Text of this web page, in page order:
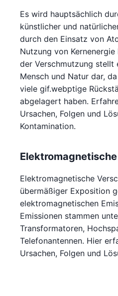
Es wird hauptsächlich
künstlicher und
durch den Einsatz von
Nutzung von
der Verschmutzung stellt
Mensch und Natur dar,
viele gif.webptige
abgelagert haben.
Ursachen, Folgen und
Kontamination.
Elektromagnetische
übermäßiger Exposition
elektromagnetischen
Emissionen stammen
Transformatoren,
Telefonantennen. Hier
Ursachen, Folgen und